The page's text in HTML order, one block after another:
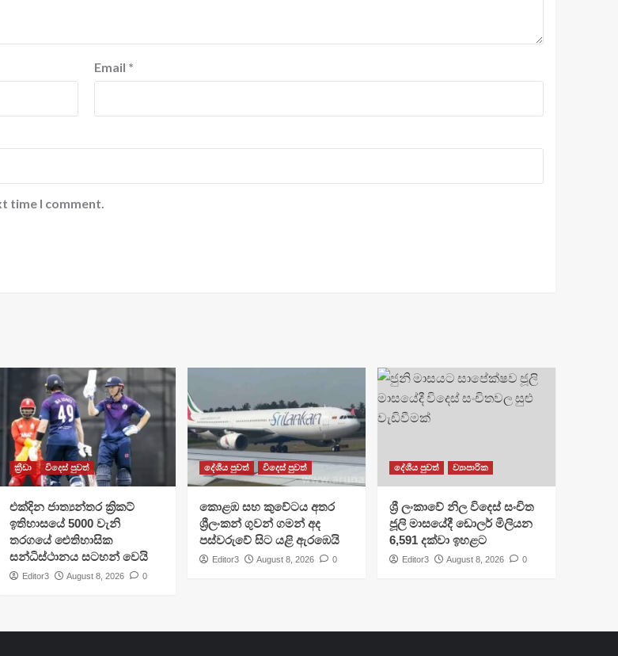
Email *
time I comment.
ක්‍රීඩා විදෙස් පුවත්
එක්දින ජාත්‍යන්තර ක්‍රිකට්
ඉතිහාසයේ 5000 වැනි
තරගයේ ඓතිහාසික
සන්ධිස්ථානය සටහන් වෙයි
Editor3 August 8, 2026 0
දේශීය පුවත් විදෙස් පුවත්
​කොළඹ සහ කුවේටය අතර
ශ්‍රීලංකන් ගුවන් ගමන් අද
පස්වරුවේ සිට යළි ඇරඹෙයි
Editor3 August 8, 2026 0
දේශීය පුවත් ව්‍යාපාරික
ශ්‍රී ලංකාවේ නිල විදෙස් සංචිත
ජූලි මාසයේදී ඩොලර් මිලියන
6,591 දක්වා ඉහළට
Editor3 August 8, 2026 0